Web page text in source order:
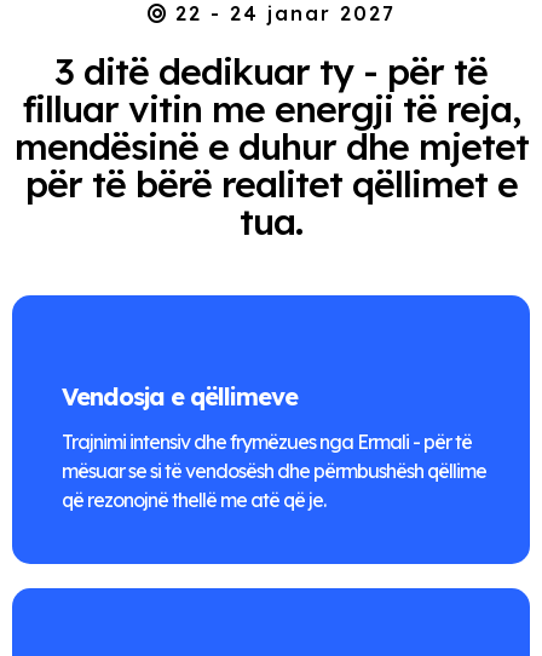
22 - 24 janar 2027
3 ditë dedikuar ty - për të
filluar vitin me energji të reja,
mendësinë e duhur dhe mjetet
për të bërë realitet qëllimet e
tua.
Vendosja e qëllimeve
Trajnimi intensiv dhe frymëzues nga Ermali - për të
mësuar se si të vendosësh dhe përmbushësh qëllime
që rezonojnë thellë me atë që je.